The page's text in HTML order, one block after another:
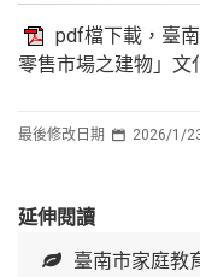
pdf檔下載，臺
零售市場之建物」文
最後修改日期 2026/1/
延伸閱讀
臺南市家庭教